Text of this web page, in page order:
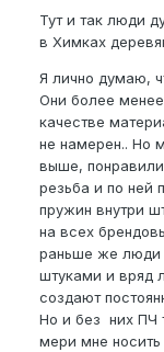
Тут и так люди
в Химках
Я лично думаю,
Они более
качестве
не намерен.. Но
выше,
резьба и по ней
пружин внутри
на всех
раньше же люди
штуками и вряд
создают
Но и без них ПЧ
мери мне